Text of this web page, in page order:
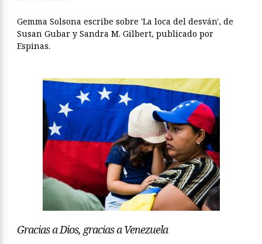
Gemma Solsona escribe sobre 'La loca del desván', de
Susan Gubar y Sandra M. Gilbert, publicado por
Espinas.
Gracias a Dios, gracias a Venezuela